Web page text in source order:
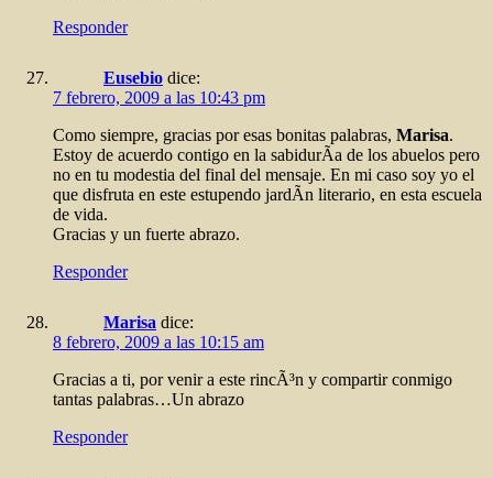
Responder
Eusebio dice:
7 febrero, 2009 a las 10:43 pm
Como siempre, gracias por esas bonitas palabras, Marisa.
Estoy de acuerdo contigo en la sabidurÃ­a de los abuelos pero
no en tu modestia del final del mensaje. En mi caso soy yo el
que disfruta en este estupendo jardÃ­n literario, en esta escuela
de vida.
Gracias y un fuerte abrazo.
Responder
Marisa dice:
8 febrero, 2009 a las 10:15 am
Gracias a ti, por venir a este rincÃ³n y compartir conmigo
tantas palabras…Un abrazo
Responder